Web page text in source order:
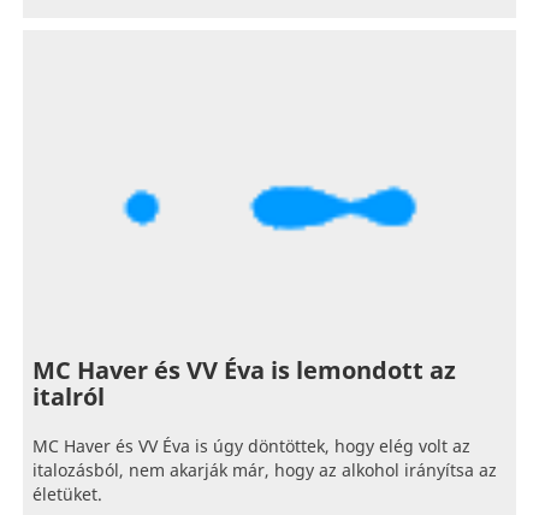
MC Haver és VV Éva is lemondott az
italról
MC Haver és VV Éva is úgy döntöttek, hogy elég volt az
italozásból, nem akarják már, hogy az alkohol irányítsa az
életüket.